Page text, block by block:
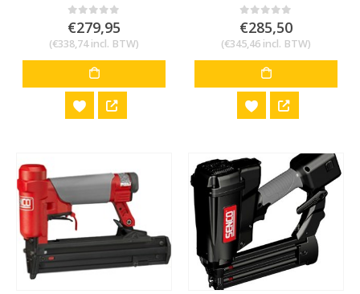
0out of 5
€279,95
(€338,74incl. BTW)
0out of 5
€285,50
(€345,46 incl. BTW)